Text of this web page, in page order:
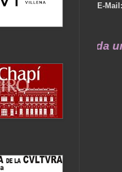
E-Mail:
toda una vida